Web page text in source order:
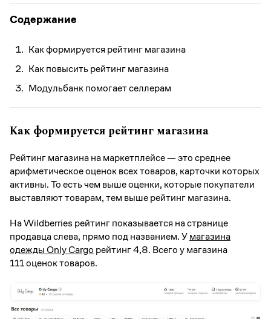
Содержание
Как формируется рейтинг магазина
Как повысить рейтинг магазина
Модульбанк помогает селлерам
Как формируется рейтинг магазина
Рейтинг магазина на маркетплейсе — это среднее
арифметическое оценок всех товаров, карточки которых
активны. То есть чем выше оценки, которые покупатели
выставляют товарам, тем выше рейтинг магазина.
На Wildberries рейтинг показывается на странице
продавца слева, прямо под названием. Умагазина
одежды Only Cargo рейтинг 4,8. Всего у магазина
111 оценок товаров.